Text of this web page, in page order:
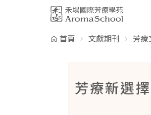
首頁 文獻期刊 芳療
芳療新選